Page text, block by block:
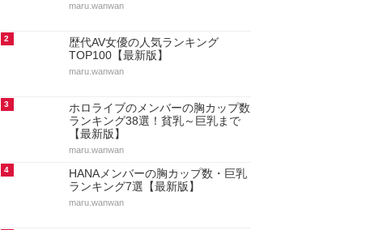
maru.wanwan
2
歴代AV女優の人気ランキング
TOP100【最新版】
maru.wanwan
3
ホロライブのメンバーの胸カップ数
ランキング38選！貧乳～巨乳まで
【最新版】
maru.wanwan
4
HANAメンバーの胸カップ数・巨乳
ランキング7選【最新版】
maru.wanwan